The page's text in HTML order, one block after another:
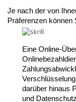
Je nach der von
Präferenzen können
Eine Online-
darüber hinaus
und